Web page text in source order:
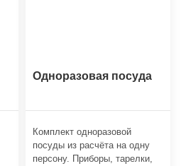
Одноразовая посуда
Комплект одноразовой
посуды из расчёта на одну
персону. Приборы, тарелки,